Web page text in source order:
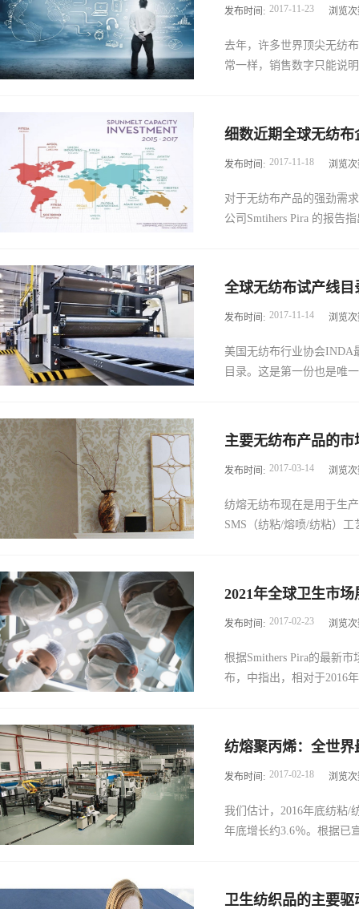
外，该投资为Suominen的
Kimberly-Clark Corp. 金佰
从39.6%降至37%，最低
2018年起，美国企业所得
人独资或合伙制企业等中
流的高度重视。例如，为
资所得税导管（Conduit）
累积利润等为目的而设立
去年，许多世界顶尖无纺
常一样，销售数字只能说
料价格和货币汇率的负面
上，新增两家新公司 - 浙
更多的来自中国的有影响
多变化。杜邦今年是全球
榜单包括40余个位于世界
的公司继续投资和发展，
依然受到关注。土耳其的
发布时间: 2017-11-23 浏览
细数近期全球无纺
对于无纺布产品的强劲需
公司Smtihers Pira 的报告
纺布市场总量为1010万吨
（吨），7.2％（平方米）
的放缓反映出亚洲（中国
历史数据。根据使用方式
可以多次使用，例如：过
—— 市场需求的增加和设
新线和产能增长。亚洲地
发布时间: 2017-11-18 浏览
全球无纺布试产线目
美国无纺布行业协会INDA
目录。这是第一份也是唯
的设施地点的简报，对于
导致的成本太高，而小规
产量上限都进行了简要说
位于亚洲。目录中唯一一
级打孔 针线-宽度3.5米，
发布时间: 2017-11-14 浏览
主要无纺布产品的市
纺熔无纺布现在是用于生
SMS（纺粘/熔喷/纺粘）
布消费量的48.8％。他们
达到460万吨（1369亿平
场预计将增长至25亿美元
值18亿美元，65亿平方米
来看，全球供求状况仍然
品。此外，耐用性特点使
增长率甚至更快。在处...
发布时间: 2017-03-14 浏览
2021年全球卫生市
根据Smithers Pira的最新
布，中指出，相对于2016
尿布/尿裤，女性卫生巾和
值计算）。 该市场的无纺
面，无纺布工业抹布市场
发布时间: 2017-02-23 浏览
纺熔聚丙烯：全世
我们估计，2016年底纺粘/
年底增长约3.6％。根据已
全球产能将增加至近420万
发布时间: 2017-02-18 浏览
卫生纺织品的主要